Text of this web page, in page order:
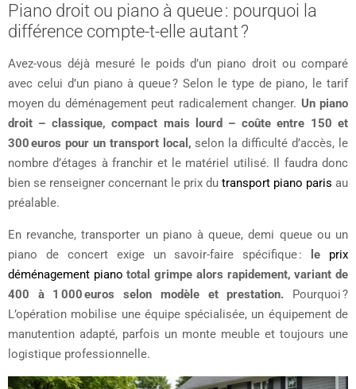
Piano droit ou piano à queue : pourquoi la
différence compte-t-elle autant ?
Avez-vous déjà mesuré le poids d’un piano droit ou comparé
avec celui d’un piano à queue ? Selon le type de piano, le tarif
moyen du déménagement peut radicalement changer. Un piano
droit – classique, compact mais lourd – coûte entre 150 et
300 euros pour un transport local, selon la difficulté d’accès, le
nombre d’étages à franchir et le matériel utilisé. Il faudra donc
bien se renseigner concernant le prix du transport piano paris au
préalable.
En revanche, transporter un piano à queue, demi queue ou un
piano de concert exige un savoir-faire spécifique :
le prix
déménagement piano total grimpe alors rapidement, variant de
400 à 1 000 euros selon modèle et prestation. Pourquoi ?
L’opération mobilise une équipe spécialisée, un équipement de
manutention adapté, parfois un monte meuble et toujours une
logistique professionnelle.